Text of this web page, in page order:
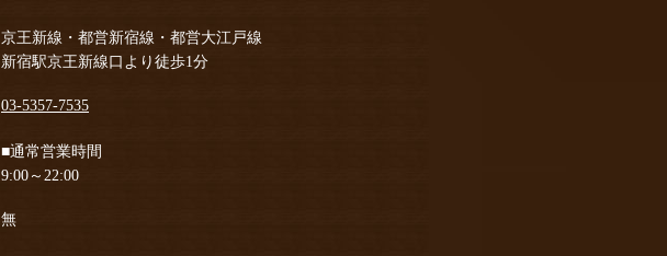
京王新線・都営新宿線・都営大江戸線
新宿駅京王新線口より徒歩1分
03-5357-7535
■通常営業時間
9:00～22:00
無